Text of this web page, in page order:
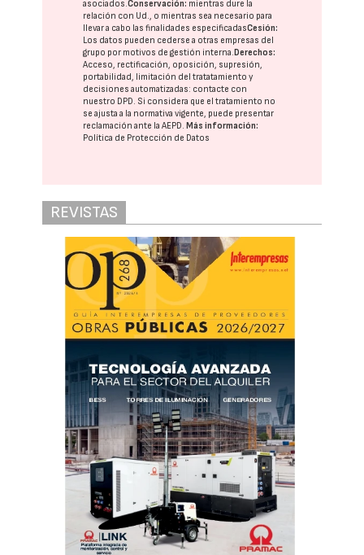
asociados.Conservación: mientras dure la
relación con Ud., o mientras sea necesario para
llevar a cabo las finalidades especificadasCesión:
Los datos pueden cederse a otras empresas del
grupo por motivos de gestión interna. Derechos:
Acceso, rectificación, oposición, supresión,
portabilidad, limitación del tratatamiento y
decisiones automatizadas: contacte con
nuestro DPD. Si considera que el tratamiento no
se ajusta a la normativa vigente, puede presentar
reclamación ante laAEPD. Más información:
Política de Protección de Datos
REVISTAS